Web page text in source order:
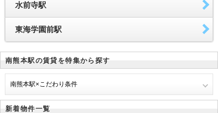
水前寺駅
東海学園前駅
南熊本駅の賃貸を特集から探す
南熊本駅×こだわり条件
新着物件一覧